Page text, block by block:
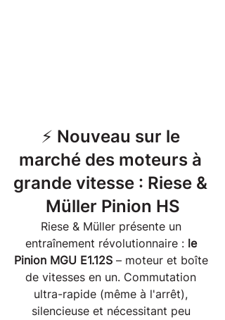
⚡ Nouveau sur le
marché des moteurs à
grande vitesse : Riese &
Müller Pinion HS
Riese & Müller présente un
entraînement révolutionnaire : le
Pinion MGU E1.12S – moteur et boîte
de vitesses en un. Commutation
ultra-rapide (même à l'arrêt),
silencieuse et nécessitant peu